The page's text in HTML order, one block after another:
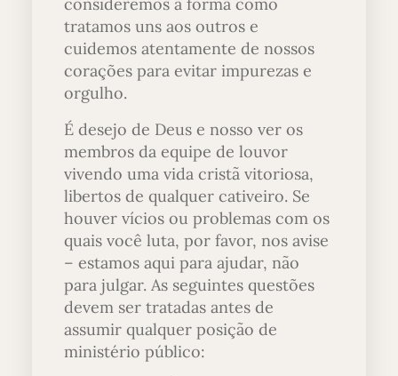
tratamos uns aos outros e
cuidemos atentamente de nossos
corações para evitar impurezas e
orgulho.
É desejo de Deus e nosso ver os
membros da equipe de louvor
vivendo uma vida cristã vitoriosa,
libertos de qualquer cativeiro. Se
houver vícios ou problemas com os
quais você luta, por favor, nos avise
– estamos aqui para ajudar, não
para julgar. As seguintes questões
devem ser tratadas antes de
assumir qualquer posição de
ministério público: